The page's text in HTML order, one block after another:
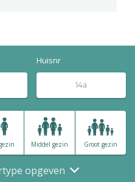
Huisnr
Middel gezin Groot gezin
opgeven